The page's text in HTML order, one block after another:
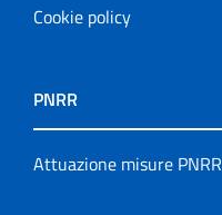
Cookie policy
PNRR
Attuazione misure PNRR